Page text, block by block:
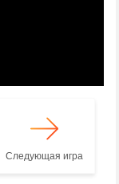
Следующая игра